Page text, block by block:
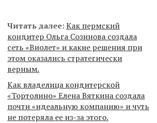
Читать далее:Как пермский
кондитер Ольга Созинова создала
сеть «Виолет» и какие решения при
этом оказались стратегически
верным.
Как владелица кондитерской
«Тортолино» Елена Вяткина создала
почти «идеальную компанию» и чуть
не потеряла ее из-за этого.